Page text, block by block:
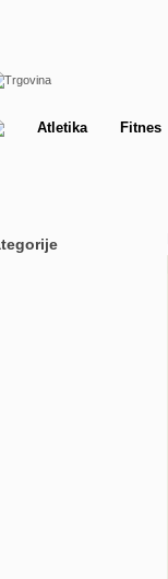
Atletika Fitnes